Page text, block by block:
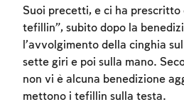
Suoi precetti, e ci ha prescritto
tefillin”, subito dopo la
l’avvolgimento della cinghia
sette giri e poi sulla mano.
non vi è alcuna benedizione
mettono i tefillin sulla testa.